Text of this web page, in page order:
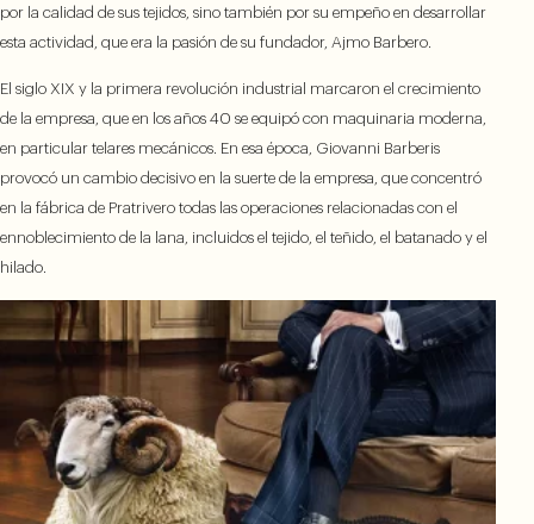
por la calidad de sus tejidos, sino también por su empeño en desarrollar
esta actividad, que era la pasión de su fundador, Ajmo Barbero.
El siglo XIX y la primera revolución industrial marcaron el crecimiento
de la empresa, que en los años 40 se equipó con maquinaria moderna,
en particular telares mecánicos. En esa época, Giovanni Barberis
provocó un cambio decisivo en la suerte de la empresa, que concentró
en la fábrica de Pratrivero todas las operaciones relacionadas con el
ennoblecimiento de la lana, incluidos el tejido, el teñido, el batanado y el
hilado.